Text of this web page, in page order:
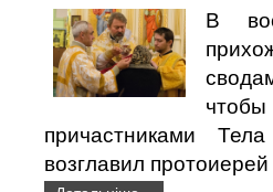
В
причастниками
возглавил